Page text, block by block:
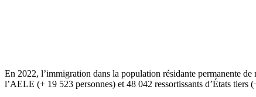
En 2022, l’immigration dans la population résidante permanente de
l’AELE (+ 19 523 personnes) et 48 042 ressortissants d’États tiers